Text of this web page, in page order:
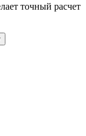
точный расчет